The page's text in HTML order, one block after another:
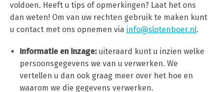
voldoen. Heeft u tips of opmerkingen? Laat het ons
dan weten! Om van uw rechten gebruik te maken kunt
u contact met ons opnemen via info@slotenboer.nl.
Informatie en inzage: uiteraard kunt u inzien welke
persoonsgegevens we van u verwerken. We
vertellen u dan ook graag meer over het hoe en
waarom we die gegevens verwerken.